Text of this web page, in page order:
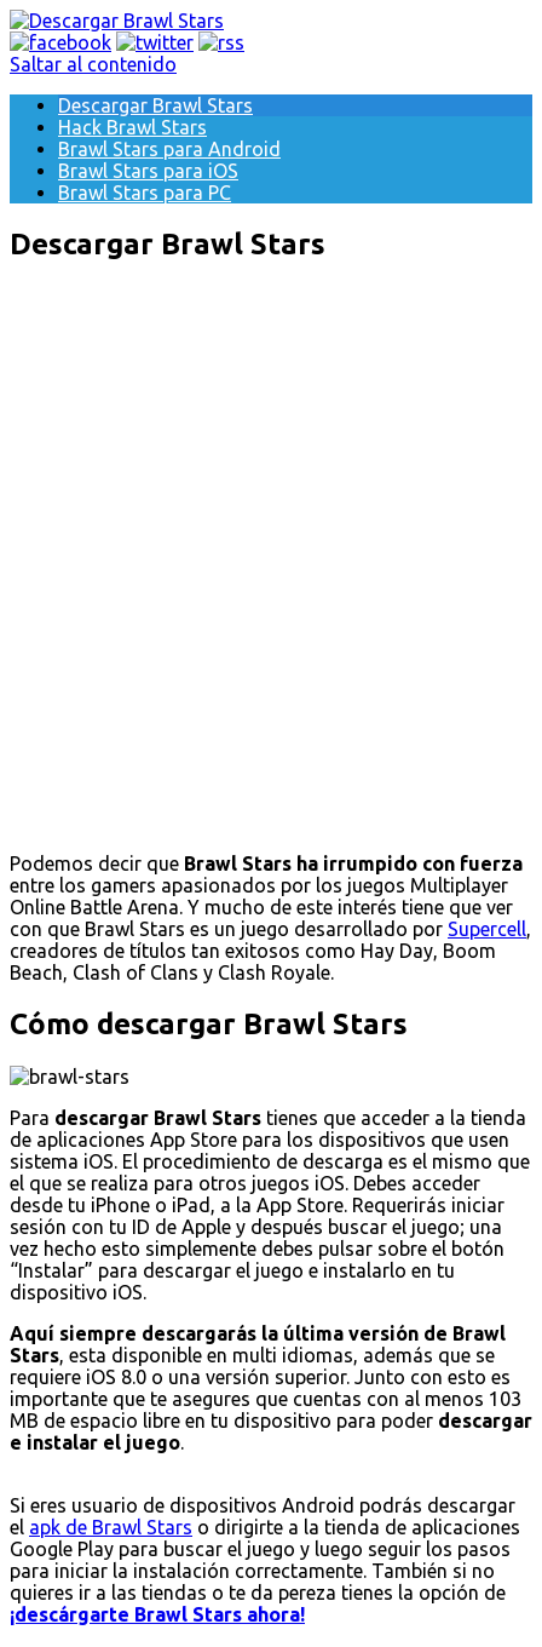
Saltar al contenido
Descargar Brawl Stars
Hack Brawl Stars
Brawl Stars para Android
Brawl Stars para iOS
Brawl Stars para PC
Descargar Brawl Stars
Podemos decir que Brawl Stars ha irrumpido con fuerza
entre los gamers apasionados por los juegos Multiplayer
Online Battle Arena. Y mucho de este interés tiene que ver
con que Brawl Stars es un juego desarrollado por Supercell,
creadores de títulos tan exitosos como Hay Day, Boom
Beach, Clash of Clans y Clash Royale.
Cómo descargar Brawl Stars
Para descargar Brawl Stars tienes que acceder a la tienda
de aplicaciones App Store para los dispositivos que usen
sistema iOS. El procedimiento de descarga es el mismo que
el que se realiza para otros juegos iOS. Debes acceder
desde tu iPhone o iPad, a la App Store. Requerirás iniciar
sesión con tu ID de Apple y después buscar el juego; una
vez hecho esto simplemente debes pulsar sobre el botón
“Instalar” para descargar el juego e instalarlo en tu
dispositivo iOS.
Aquí siempre descargarás la última versión de Brawl
Stars, esta disponible en multi idiomas, además que se
requiere iOS 8.0 o una versión superior. Junto con esto es
importante que te asegures que cuentas con al menos 103
MB de espacio libre en tu dispositivo para poder descargar
e instalar el juego.
Si eres usuario de dispositivos Android podrás descargar
el apk de Brawl Stars o dirigirte a la tienda de aplicaciones
Google Play para buscar el juego y luego seguir los pasos
para iniciar la instalación correctamente. También si no
quieres ir a las tiendas o te da pereza tienes la opción de
¡descárgarte Brawl Stars ahora!